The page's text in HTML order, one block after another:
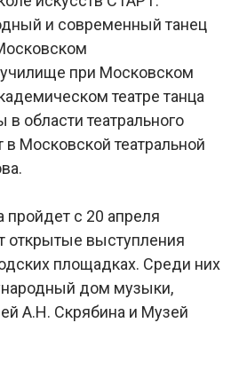
и современный танец
при Московском
театре танца
области театрального
в Московской театральной
пройдет с 20 апреля
открытые выступления
площадках. Среди них
дом музыки,
А.Н. Скрябина и Музей